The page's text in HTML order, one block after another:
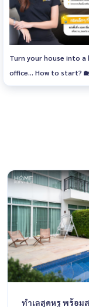
Turn your house into a
office... How to start?
ทำเลสุดหรู พร้อม